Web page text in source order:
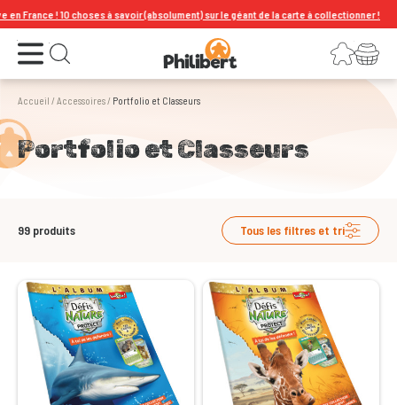
à savoir (absolument) sur le géant de la carte à collectionner !
Ouvrir le menu Ouvrir la recherche Connexion
Votre panier
Accueil /Accessoires/ Portfolio et Classeurs
Portfolio et Classeurs
99 produits Tous les filtres et tri